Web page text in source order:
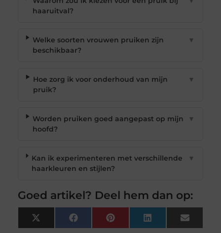
haaruitval?
Welke soorten vrouwen pruiken zijn
beschikbaar?
▼
Hoe zorg ik voor onderhoud van mijn
pruik?
▼
Worden pruiken goed aangepast op mijn
hoofd?
▼
Kan ik experimenteren met verschillende
haarkleuren en stijlen?
▼
Goed artikel? Deel hem dan op:
X
(Twitter)
FacebookPinterest LinkedIn Email